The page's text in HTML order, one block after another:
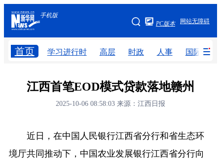
手机版
网站无障碍
PC版本
首页 学习进行时 高层 时政 人事 国际
手机版
网站地图
学习进行时 高层 时政
国际 财经 网评
江西首笔EOD模式贷款落地赣州
2025-10-06 08:58:03 来源：江西日报
近日，在中国人民银行江西省分行和省生态环
境厅共同推动下，中国农业发展银行江西省分行向